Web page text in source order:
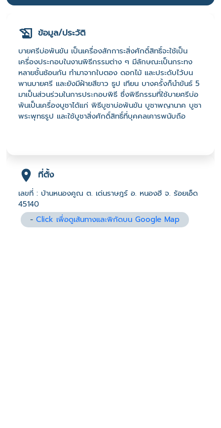
ข้อมูล/ประวัติ
บายศรีบ่อพันขัน เป็นเครื่องสักการะสิ่งศักดิ์สิทธิ์จะใช้เป็น
เครื่องประกอบในงานพิธีกรรมต่าง ๆ มีลักษณะเป็นกระทง
หลายชั้นซ้อนกัน ทำมาจากใบตอง ดอกไม้ และประดับไว้บน
พานบายศรี และยังมีฝ้ายสีขาว ธูป เทียน บางครั้งก็นำขันธ์ 5
มาเป็นส่วนร่วมในการประกอบพิธี ซึ่งพิธีกรรมที่ใช้บายศรีบ่อ
พันเป็นเครื่องบูชาได้แก่ พิธีบูชาบ่อพันขัน บูชาพญานาค บูชา
พระพุทธรูป และใช้บูชาสิ่งศักดิ์สิทธิ์ที่บุคคลเคารพนับถือ
ที่ตั้ง
เลขที่ : บ้านหนองคูณ ต. เด่นราษฎร์ อ. หนองฮี จ. ร้อยเอ็ด
45140
-Click เพื่อดูเส้นทางและพิกัดบน Google Map